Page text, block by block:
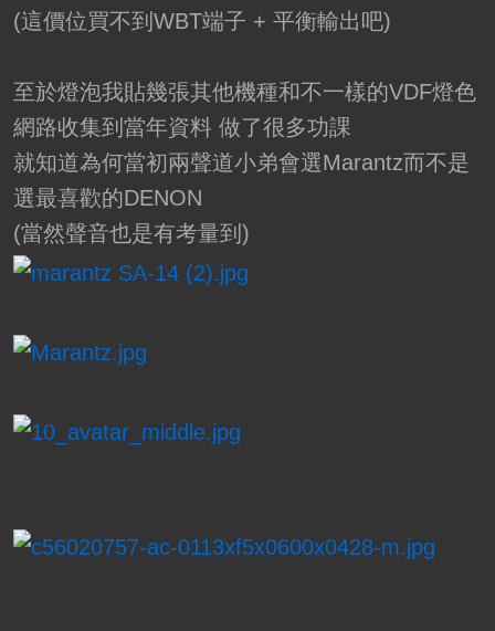
(這價位買不到WBT端子 + 平衡輸出吧)
至於燈泡我貼幾張其他機種和不一樣的VDF燈色
網路收集到當年資料 做了很多功課
就知道為何當初兩聲道小弟會選Marantz而不是
選最喜歡的DENON
(當然聲音也是有考量到)